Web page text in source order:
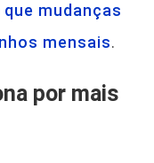
mudanças
mensais.
por mais